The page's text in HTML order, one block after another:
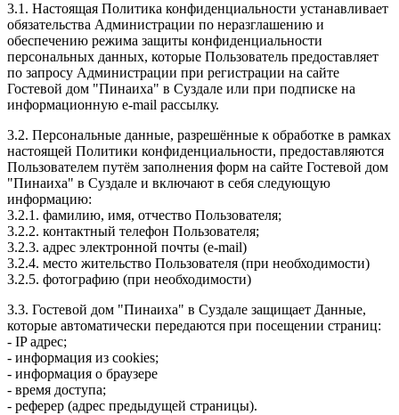
3.1. Настоящая Политика конфиденциальности устанавливает
обязательства Администрации по неразглашению и
обеспечению режима защиты конфиденциальности
персональных данных, которые Пользователь предоставляет
по запросу Администрации при регистрации на сайте
Гостевой дом "Пинаиха" в Суздале или при подписке на
информационную e-mail рассылку.
3.2. Персональные данные, разрешённые к обработке в рамках
настоящей Политики конфиденциальности, предоставляются
Пользователем путём заполнения форм на сайте Гостевой дом
"Пинаиха" в Суздале и включают в себя следующую
информацию:
3.2.1. фамилию, имя, отчество Пользователя;
3.2.2. контактный телефон Пользователя;
3.2.3. адрес электронной почты (e-mail)
3.2.4. место жительство Пользователя (при необходимости)
3.2.5. фотографию (при необходимости)
3.3. Гостевой дом "Пинаиха" в Суздале защищает Данные,
которые автоматически передаются при посещении страниц:
- IP адрес;
- информация из cookies;
- информация о браузере
- время доступа;
- реферер (адрес предыдущей страницы).